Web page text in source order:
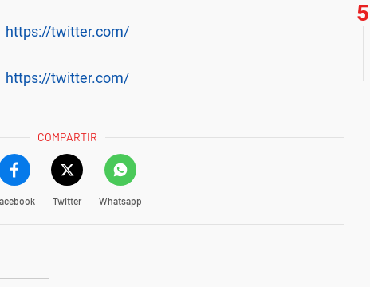
https://twitter.com/
https://twitter.com/
COMPARTIR
Twitter Whatsapp